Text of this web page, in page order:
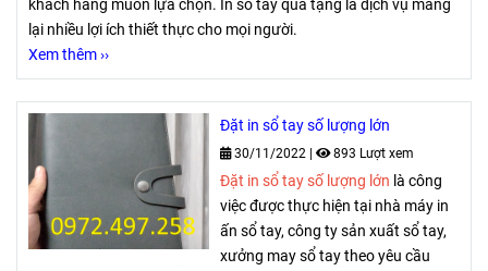
khách hàng muốn lựa chọn. In sổ tay quà tặng là dịch vụ mang
lại nhiều lợi ích thiết thực cho mọi người.
Xem thêm ››
Đặt in sổ tay số lượng lớn
30/11/2022 | 893 Lượt xem
Đặt in sổ tay số lượng lớn là công
việc được thực hiện tại nhà máy in
ấn sổ tay, công ty sản xuất sổ tay,
xưởng may sổ tay theo yêu cầu